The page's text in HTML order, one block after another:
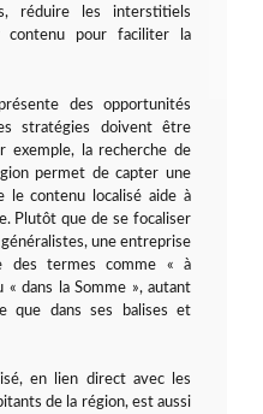
réduire les interstitiels
pour faciliter la
des opportunités
stratégies doivent être
exemple, la recherche de
permet de capter une
le contenu localisé aide à
Plutôt que de se focaliser
une entreprise
des termes comme « à
dans la Somme », autant
que dans ses balises et
en lien direct avec les
de la région, est aussi